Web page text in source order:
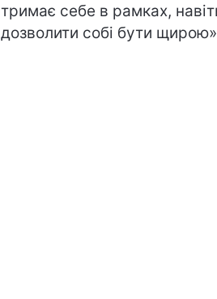
тримає себе в рамках,
дозволити собі бути